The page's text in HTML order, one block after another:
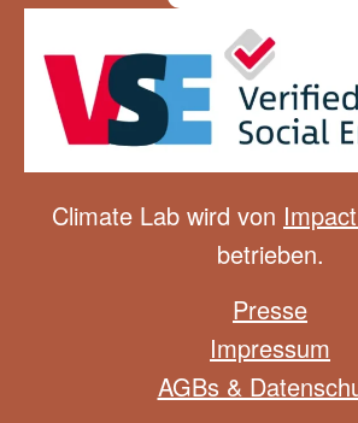
Climate Lab wird von
betrieben.
Presse
Impressum
AGBs &